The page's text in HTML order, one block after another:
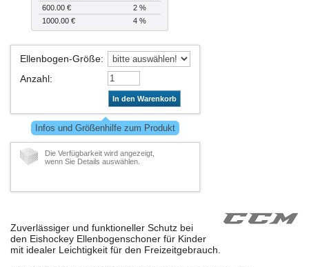
600.00 €
2 %
1000.00 €
4 %
Ellenbogen-Größe:
Anzahl:
In den Warenkorb
Infos und Größenhilfe zum Produkt
Die Verfügbarkeit wird angezeigt,
wenn Sie Details auswählen.
Zuverlässiger und funktioneller Schutz bei
den Eishockey Ellenbogenschoner für Kinder
mit idealer Leichtigkeit für den Freizeitgebrauch.